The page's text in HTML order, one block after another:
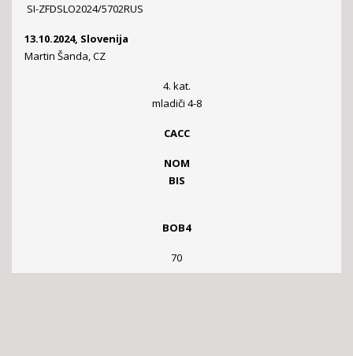
SI-ZFDSLO2024/5702RUS
13.10.2024, Slovenija
Martin Šanda, CZ
4. kat.
mladiči 4-8
CACC
NOM
BIS
BOB4
70